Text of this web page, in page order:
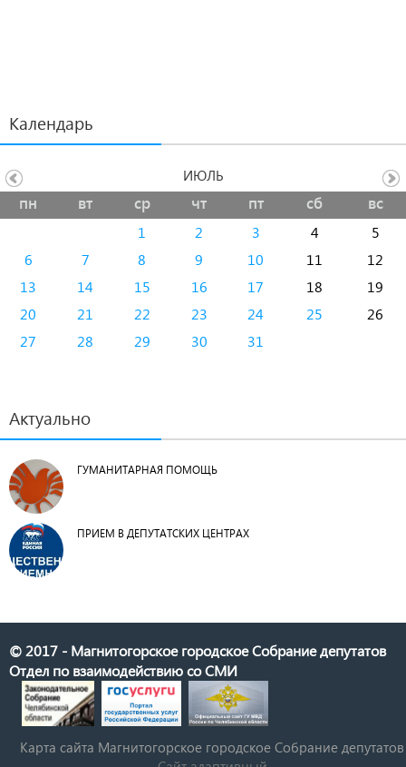
Календарь
пн вт ср чт пт сб вс
1 2 3 4
5
6
7 8 9 10 11
12
13
14 15 16 17 18
19
20
21 22 23 24 25
26
27
28 29 30 31
ИЮЛЬ
Актуально
ГУМАНИТАРНАЯ ПОМОЩЬ
ПРИЕМ В ДЕПУТАТСКИХ ЦЕНТРАХ
© 2017 - Магнитогорское городское Собрание депутатов
Отдел по взаимодействию со СМИ
Карта сайта Магнитогорское городское Cобрание депутатов